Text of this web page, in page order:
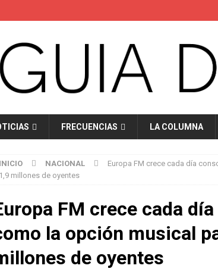
FRECUENCIAS LA COLUMNA
INICIO NACIONAL
Europa FM crece cada día
1,9 millones de oyentes
FM crece cada
la opción musical
de oyentes